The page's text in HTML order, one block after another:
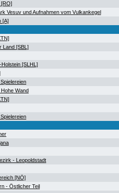
[RO]
Vesuv und Aufnahmen vom Vulkankegel
[A]
Land [SBL]
[SLHL]
Wand
- Leopoldstadt
[NÖ]
- Östlicher Teil